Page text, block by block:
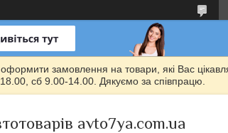
замовлення на товари, які Вас
сб 9.00-14.00. Дякуємо за співпрацю.
avto7ya.com.ua